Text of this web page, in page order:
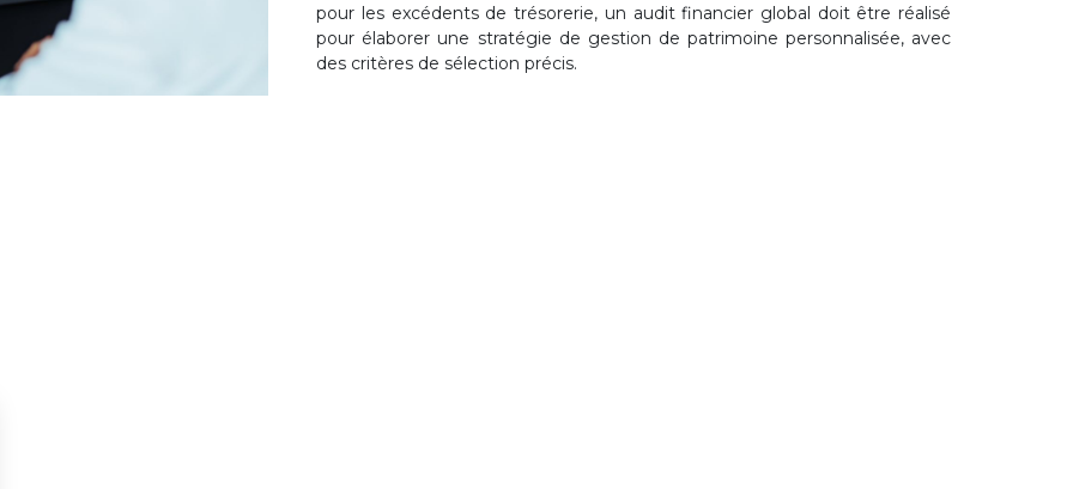
pour les excédents de trésorerie, un audit financier global doit être réalisé
pour élaborer une stratégie de gestion de patrimoine personnalisée, avec
des critères de sélection précis.